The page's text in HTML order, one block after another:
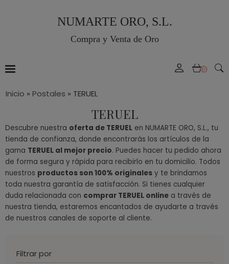
NUMARTE ORO, S.L.
Compra y Venta de Oro
0
Inicio » Postales » TERUEL
TERUEL
Descubre nuestra oferta de TERUEL en NUMARTE ORO, S.L., tu
tienda de confianza, donde encontrarás los artículos de la
gama TERUEL al mejor precio. Puedes hacer tu pedido ahora
de forma segura y rápida para recibirlo en tu domicilio. Todos
nuestros productos son 100% originales y te brindamos
toda nuestra garantía de satisfacción. Si tienes cualquier
duda relacionada con comprar TERUEL online a través de
nuestra tienda, estaremos encantados de ayudarte a través
de nuestros canales de soporte al cliente.
Filtrar por